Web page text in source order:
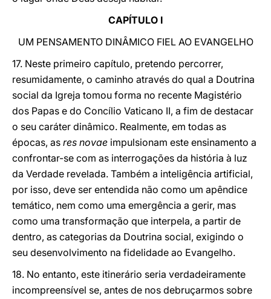
CAPÍTULO I
UM PENSAMENTO DINÂMICO FIEL AO EVANGELHO
17. Neste primeiro capítulo, pretendo percorrer,
resumidamente, o caminho através do qual a Doutrina
social da Igreja tomou forma no recente Magistério
dos Papas e do Concílio Vaticano II, a fim de destacar
o seu caráter dinâmico. Realmente, em todas as
épocas, as res novae impulsionam este ensinamento a
confrontar-se com as interrogações da história à luz
da Verdade revelada. Também a inteligência artificial,
por isso, deve ser entendida não como um apêndice
temático, nem como uma emergência a gerir, mas
como uma transformação que interpela, a partir de
dentro, as categorias da Doutrina social, exigindo o
seu desenvolvimento na fidelidade ao Evangelho.
18. No entanto, este itinerário seria verdadeiramente
incompreensível se, antes de nos debruçarmos sobre